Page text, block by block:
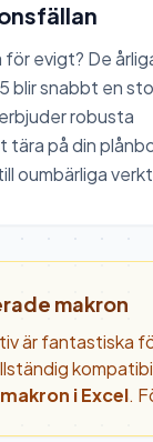
för evigt? De
blir snabbt en
robusta
på din
oumbärliga
makron
är fantastiska
i Excel.